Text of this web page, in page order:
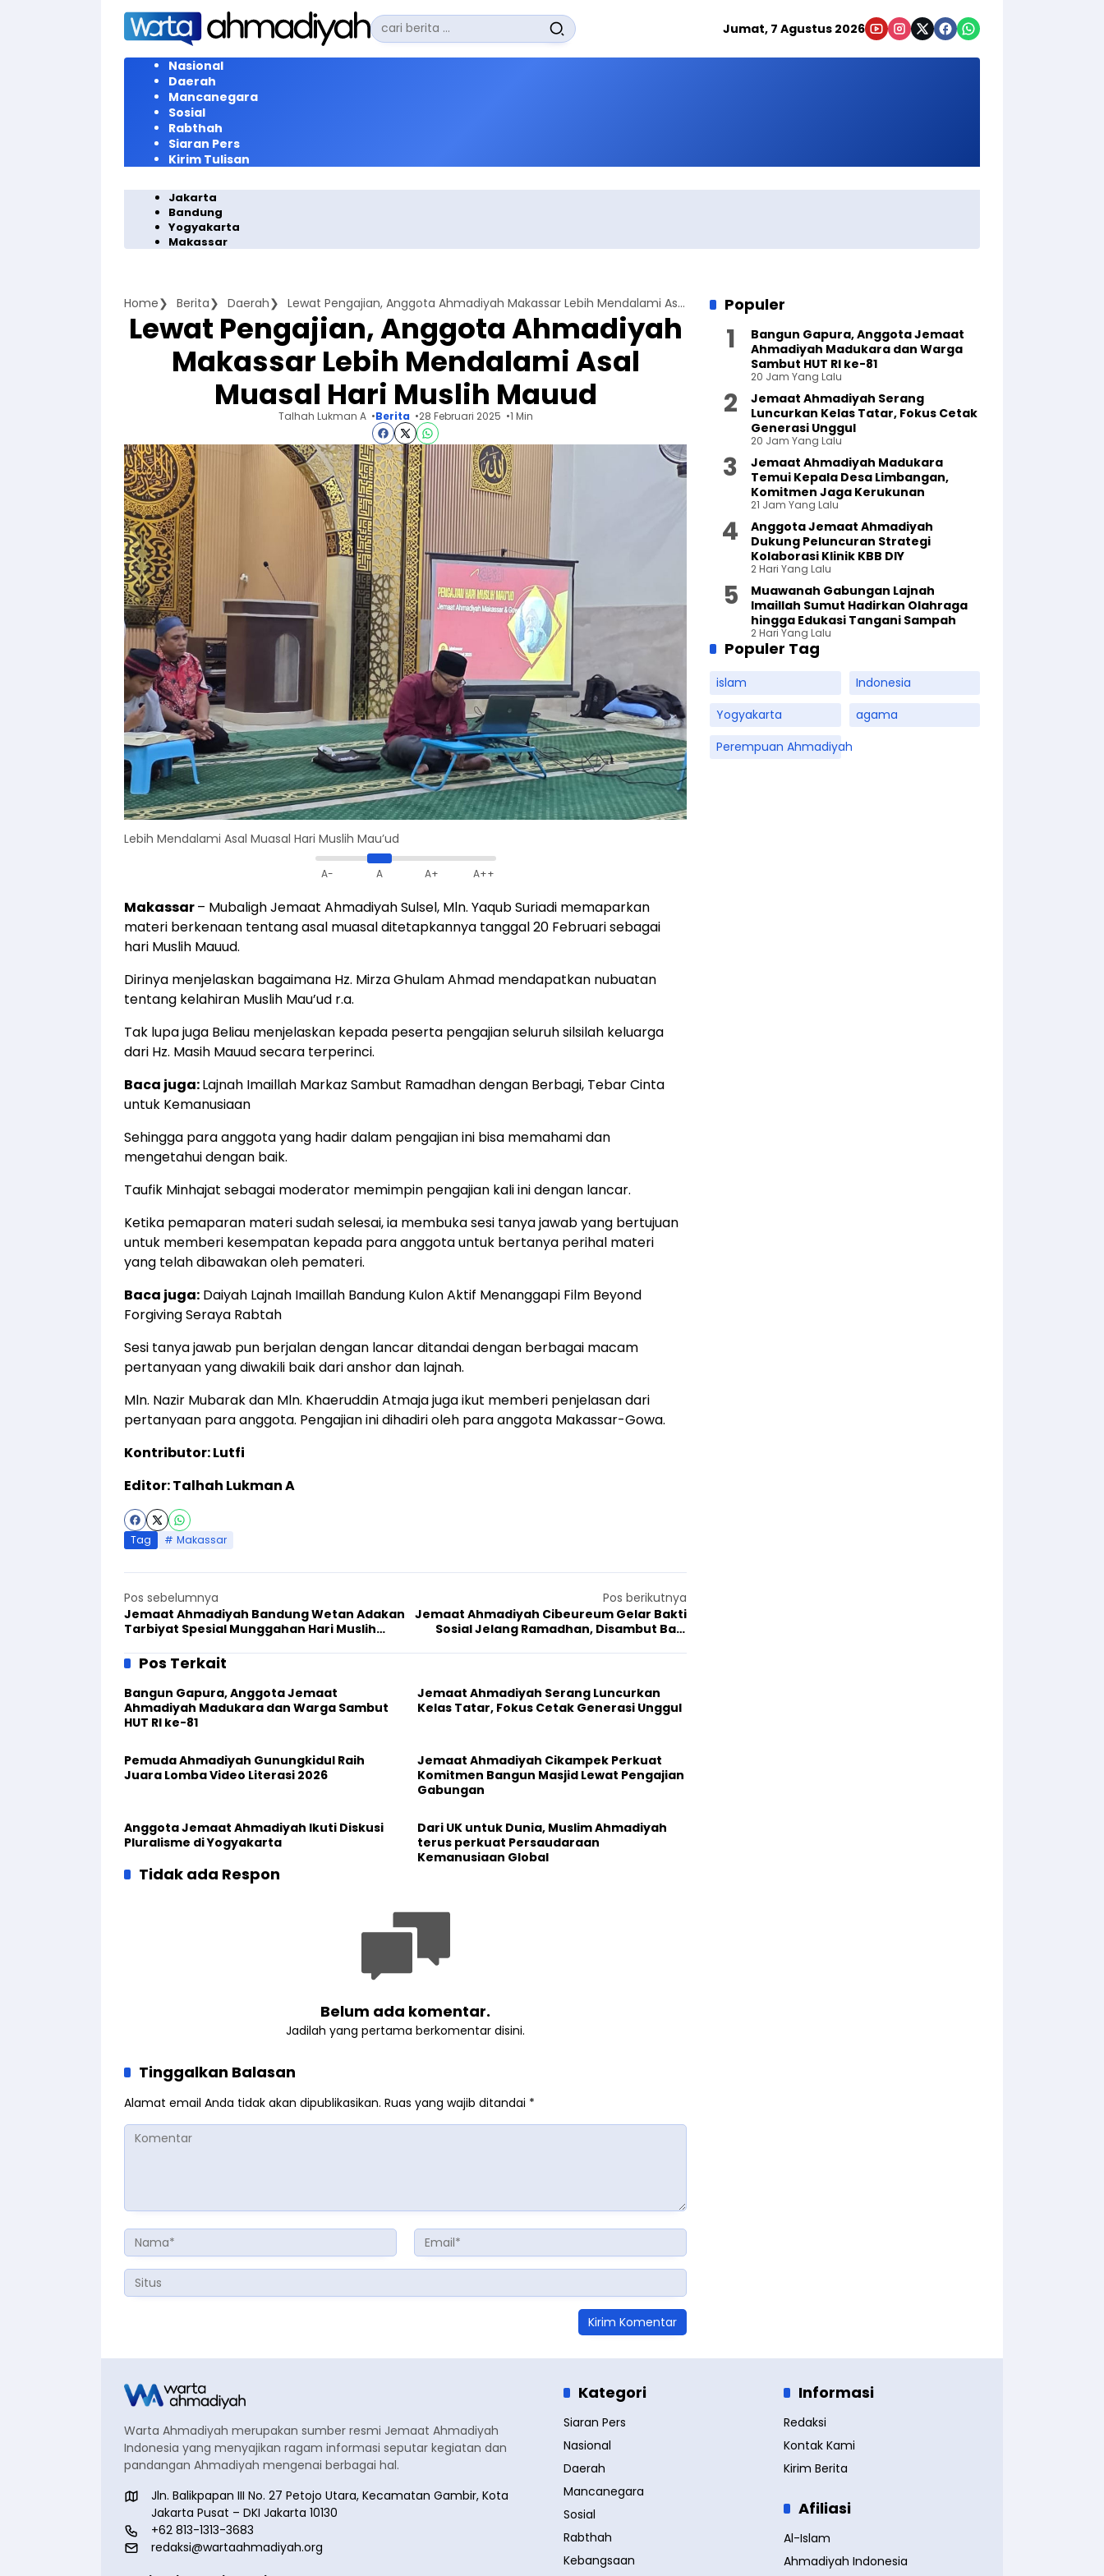
Langsung
konten
Pencarian
untuk:
Jumat, 7 Agustus 2026
Nasional
Daerah
Mancanegara
Sosial
Rabthah
Siaran Pers
Kirim Tulisan
Jakarta
Bandung
Yogyakarta
Makassar
Home Berita Daerah Lewat Pengajian, Anggota Ahmadiyah Makassar Lebih Mendalami Asal Muasal Hari Muslih Mauud
Lewat Pengajian, Anggota Ahmadiyah
Makassar Lebih Mendalami Asal
Muasal Hari Muslih Mauud
Talhah Lukman A Berita 28 Februari 2025 1 Min
Lebih Mendalami Asal Muasal Hari Muslih Mau’ud
A- A A+ A++
Makassar– Mubaligh Jemaat Ahmadiyah Sulsel, Mln. Yaqub Suriadi memaparkan
materi berkenaan tentang asal muasal ditetapkannya tanggal 20 Februari sebagai
hari Muslih Mauud.
Dirinya menjelaskan bagaimana Hz. Mirza Ghulam Ahmad mendapatkan nubuatan
tentang kelahiran Muslih Mau’ud r.a.
Tak lupa juga Beliau menjelaskan kepada peserta pengajian seluruh silsilah keluarga
dari Hz. Masih Mauud secara terperinci.
Baca juga:Lajnah Imaillah Markaz Sambut Ramadhan dengan Berbagi, Tebar Cinta
untuk Kemanusiaan
Sehingga para anggota yang hadir dalam pengajian ini bisa memahami dan
mengetahui dengan baik.
Taufik Minhajat sebagai moderator memimpin pengajian kali ini dengan lancar.
Ketika pemaparan materi sudah selesai, ia membuka sesi tanya jawab yang bertujuan
untuk memberi kesempatan kepada para anggota untuk bertanya perihal materi
yang telah dibawakan oleh pemateri.
Baca juga: Daiyah Lajnah Imaillah Bandung Kulon Aktif Menanggapi Film Beyond
Forgiving Seraya Rabtah
Sesi tanya jawab pun berjalan dengan lancar ditandai dengan berbagai macam
pertanyaan yang diwakili baik dari anshor dan lajnah.
Mln. Nazir Mubarak dan Mln. Khaeruddin Atmaja juga ikut memberi penjelasan dari
pertanyaan para anggota. Pengajian ini dihadiri oleh para anggota Makassar-Gowa.
Kontributor: Lutfi
Editor: Talhah Lukman A
Tag Makassar
Pos sebelumnya
Jemaat Ahmadiyah Bandung Wetan Adakan
Tarbiyat Spesial Munggahan Hari Muslih
Pos berikutnya
Jemaat Ahmadiyah Cibeureum Gelar Bakti
Sosial Jelang Ramadhan, Disambut Baik
Pos Terkait
Bangun Gapura, Anggota Jemaat
Ahmadiyah Madukara dan Warga Sambut
HUT RI ke-81
Jemaat Ahmadiyah Serang Luncurkan
Kelas Tatar, Fokus Cetak Generasi Unggul
Pemuda Ahmadiyah Gunungkidul Raih
Juara Lomba Video Literasi 2026
Jemaat Ahmadiyah Cikampek Perkuat
Komitmen Bangun Masjid Lewat Pengajian
Gabungan
Anggota Jemaat Ahmadiyah Ikuti Diskusi
Pluralisme di Yogyakarta
Dari UK untuk Dunia, Muslim Ahmadiyah
terus perkuat Persaudaraan
Kemanusiaan Global
Tidak ada Respon
Belum ada komentar.
Jadilah yang pertama berkomentar disini.
Tinggalkan Balasan
Alamat email Anda tidak akan dipublikasikan. Ruas yang wajib ditandai *
Populer
Bangun Gapura, Anggota Jemaat
Ahmadiyah Madukara dan Warga
Sambut HUT RI ke-81
20 Jam Yang Lalu
Jemaat Ahmadiyah Serang
Luncurkan Kelas Tatar, Fokus Cetak
Generasi Unggul
20 Jam Yang Lalu
Jemaat Ahmadiyah Madukara
Temui Kepala Desa Limbangan,
Komitmen Jaga Kerukunan
21 Jam Yang Lalu
Anggota Jemaat Ahmadiyah
Dukung Peluncuran Strategi
Kolaborasi Klinik KBB DIY
2 Hari Yang Lalu
Muawanah Gabungan Lajnah
Imaillah Sumut Hadirkan Olahraga
hingga Edukasi Tangani Sampah
2 Hari Yang Lalu
Populer Tag
islam
Indonesia
Yogyakarta
agama
Perempuan Ahmadiyah
Warta Ahmadiyah merupakan sumber resmi Jemaat Ahmadiyah
Indonesia yang menyajikan ragam informasi seputar kegiatan dan
pandangan Ahmadiyah mengenai berbagai hal.
Jln. Balikpapan III No. 27 Petojo Utara, Kecamatan Gambir, Kota
Jakarta Pusat – DKI Jakarta 10130
+62 813-1313-3683
redaksi@wartaahmadiyah.org
Kategori
Siaran Pers
Nasional
Daerah
Mancanegara
Sosial
Rabthah
Kebangsaan
Informasi
Redaksi
Kontak Kami
Kirim Berita
Afiliasi
Al-Islam
Ahmadiyah Indonesia